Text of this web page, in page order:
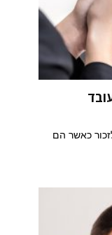
כאשר הם